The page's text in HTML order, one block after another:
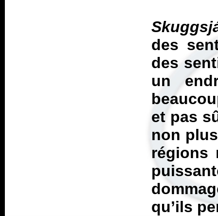
des
des
un
et pas
non
régions
qu’ils